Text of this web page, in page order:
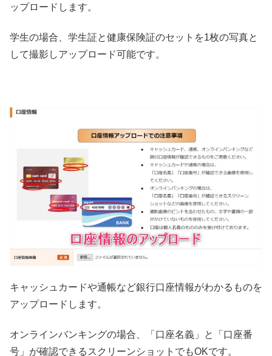
ップロードします。
学生の場合、学生証と健康保険証のセットを1枚の写真と
して撮影しアップロード可能です。
キャッシュカードや通帳など銀行口座情報がわかるものを
アップロードします。
オンラインバンキングの場合、「口座名義」と「口座番
号」が確認できるスクリーンショットでもOKです。